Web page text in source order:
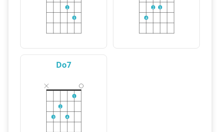
2
3 4
2 3
Do7
3
2
4
1